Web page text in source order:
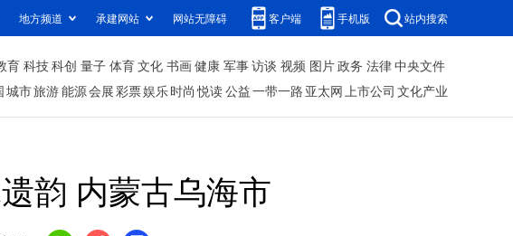
地方频道 承建网站 网站无障碍 客户端 手机版 站内搜索
育 科技科创 量子 体育文化 书画健康 军事访谈 视频 图片政务 法律中央文件
城市旅游能源会展彩票娱乐时尚 悦读公益一带一路 亚太网上市公司 文化产业
韵 内蒙古乌海市